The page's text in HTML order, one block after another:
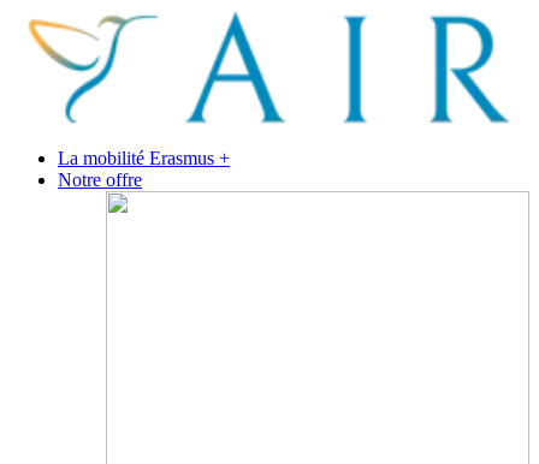
La mobilité Erasmus +
Notre offre